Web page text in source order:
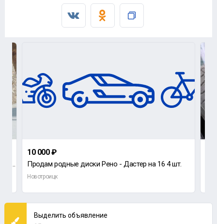
пирелли 185/65R15 за 2шт ,,есть латка на одной шине
10 000 ₽
Продам родные диски Рено - Дастер на 16 4 шт.
Новотроицк
Выделить объявление